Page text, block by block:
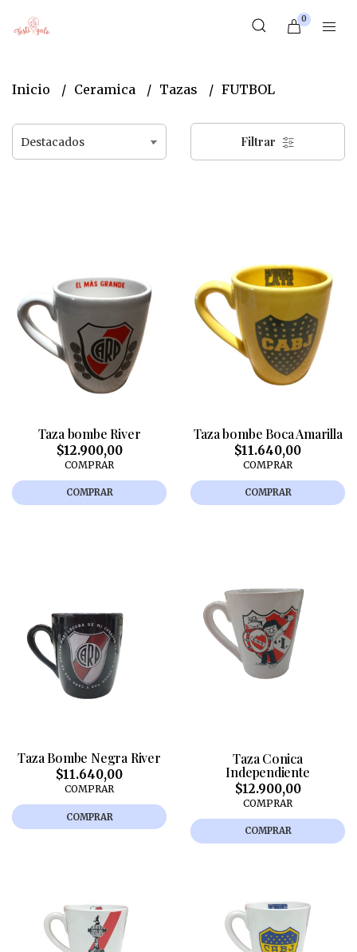
0
Inicio Ceramica Tazas FUTBOL
Filtrar
Taza bombe River
$12.900,00
COMPRAR
COMPRAR
Taza bombe Boca Amarilla
$11.640,00
COMPRAR
COMPRAR
Taza Bombe Negra River
$11.640,00
COMPRAR
COMPRAR
Taza Conica
Independiente
$12.900,00
COMPRAR
COMPRAR